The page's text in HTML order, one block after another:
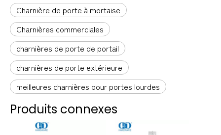
Charnière de porte à mortaise
Charnières commerciales
charnières de porte de portail
charnières de porte extérieure
meilleures charnières pour portes lourdes
Produits connexes